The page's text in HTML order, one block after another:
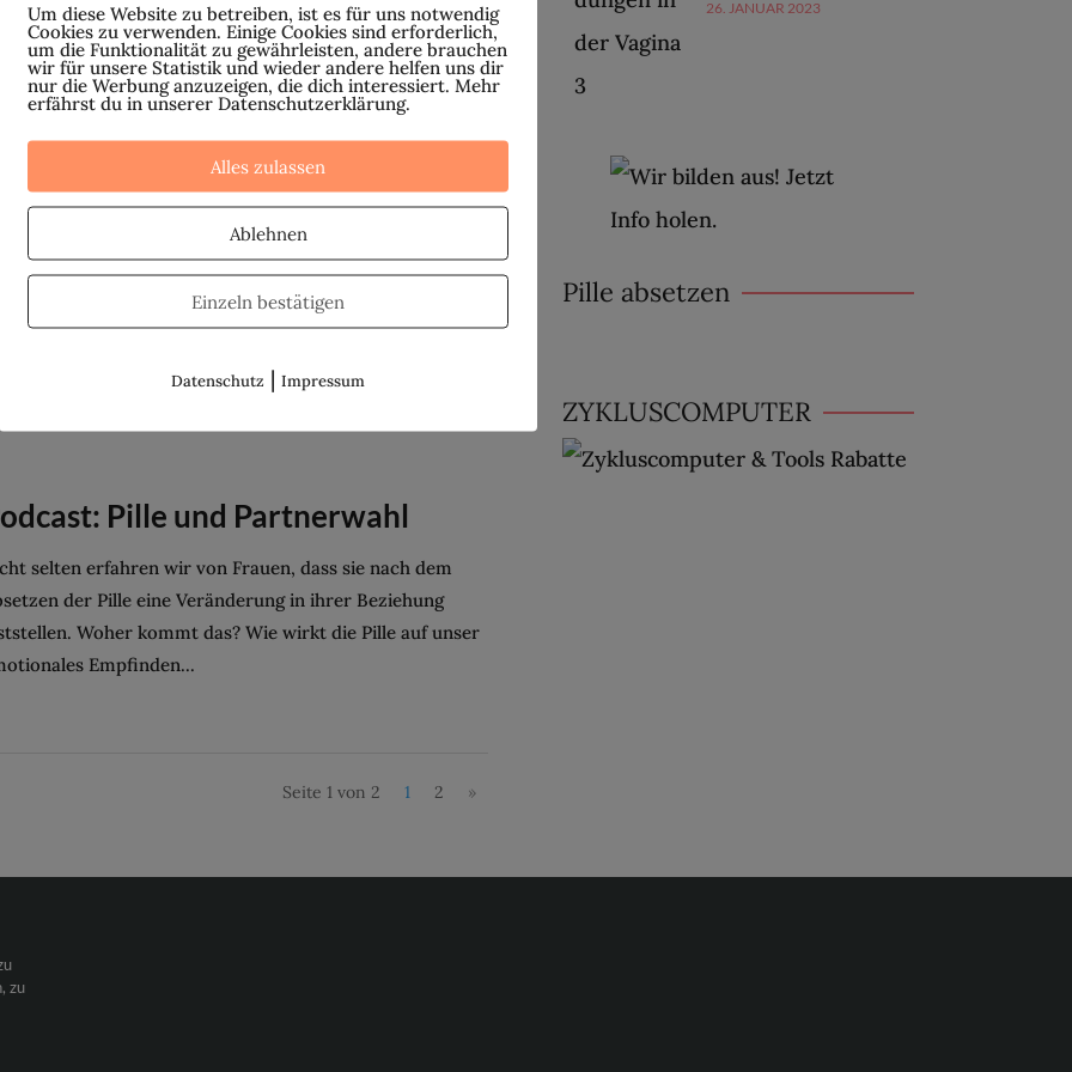
(c) Roswitha Kaster Stefanie Stahl ist Diplom-
und Autorin des Bestsellers „Das Kind in dir
Heimat finden“. Es geht um Glaubenssätze, die uns
und uns das...
Die Geschichte der Pille
erwartet euch eine megaspannende Folge rund um
Geschichte der Pille: Wann kam die erste Anti-Baby-Pille
den Markt? Welche Bedeutung hatte die Pille damals für
Frauen? Welche...
Pille und Partnerwahl
selten erfahren wir von Frauen, dass sie nach dem
der Pille eine Veränderung in ihrer Beziehung
Woher kommt das? Wie wirkt die Pille auf unser
Empfinden...
Seite 1 von 2 1 2 »
26. JANUAR 2023
Pille absetzen
ZYKLUSCOMPUTER
zu
Um diese Website zu betreiben, ist es für uns notwendig
Cookies zu verwenden. Einige Cookies sind erforderlich,
um die Funktionalität zu gewährleisten, andere brauchen
wir für unsere Statistik und wieder andere helfen uns dir
nur die Werbung anzuzeigen, die dich interessiert. Mehr
erfährst du in unserer Datenschutzerklärung.
Alles zulassen
Ablehnen
Einzeln bestätigen
Datenschutz | Impressum